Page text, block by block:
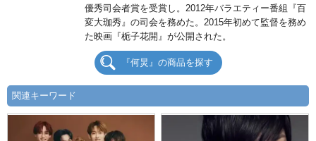
優秀司会者賞を受賞し。2012年バラエティー番組『百
変大珈秀』の司会を務めた。2015年初めて監督を務め
た映画『栀子花開』が公開された。
『何炅』の商品を探す
関連キーワード